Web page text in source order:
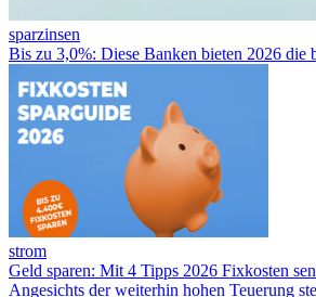
sparzinsen
Bis zu 3,0%: Diese Banken bieten 2026 die
strom
Geld sparen: Mit 4 Tipps 2026 Fixkosten
Angesichts der weiterhin hohen Teuerung